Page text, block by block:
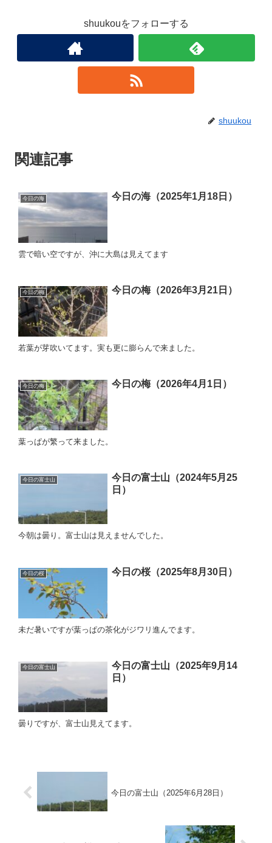
shuukouをフォローする
shuukou
関連記事
今日の海 今日の海（2025年1月18日）
雲で暗い空ですが、沖に大島は見えてます
今日の梅 今日の梅（2026年3月21日）
若葉が芽吹いてます。実も更に膨らんで来ました。
今日の梅 今日の梅（2026年4月1日）
葉っぱが繁って来ました。
今日の富士山
今日の富士山（2024年5月25
日）
今朝は曇り。富士山は見えませんでした。
今日の桜 今日の桜（2025年8月30日）
未だ暑いですが葉っぱの茶化がジワリ進んでます。
今日の富士山
今日の富士山（2025年9月14
日）
曇りですが、富士山見えてます。
今日の富士山（2025年6月28日）